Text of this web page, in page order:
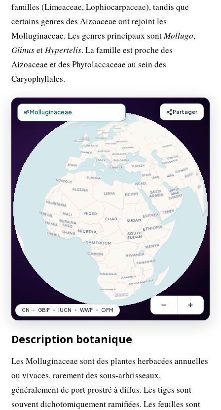
familles (Limeaceae, Lophiocarpaceae), tandis que
certains genres des Aizoaceae ont rejoint les
Molluginaceae. Les genres principaux sontMollugo,
GlinusetHypertelis. La famille est proche des
Aizoaceae et des Phytolaccaceae au sein des
Caryophyllales.
Description botanique
Les Molluginaceae sont des plantes herbacées annuelles
ou vivaces, rarement des sous-arbrisseaux,
généralement de port prostré à diffus. Les tiges sont
souvent dichotomiquement ramifiées. Les feuilles sont